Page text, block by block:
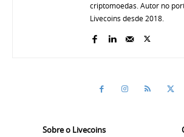
criptomoedas. Autor no
Livecoins desde 2018.
Sobre o Livecoins